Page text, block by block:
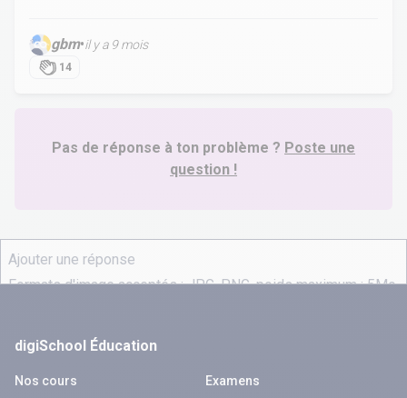
gbm•il y a 9 mois
14
Pas de réponse à ton problème ? Poste une
question !
digiSchool Éducation
Nos cours Examens